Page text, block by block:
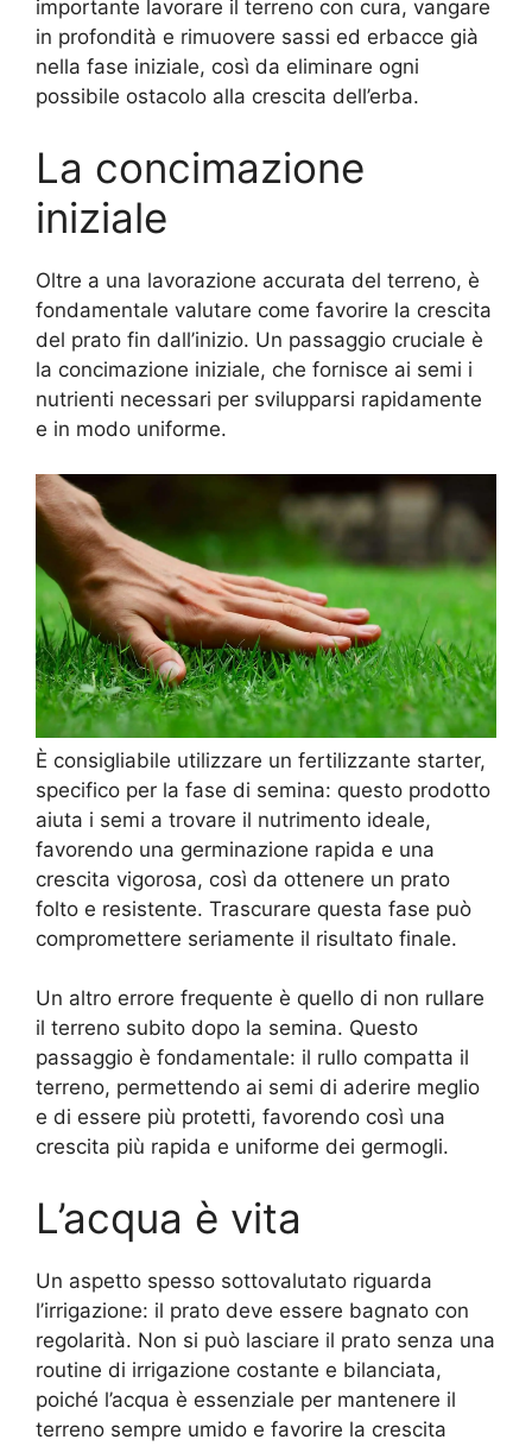
importante lavorare il terreno con cura, vangare
in profondità e rimuovere sassi ed erbacce già
nella fase iniziale, così da eliminare ogni
possibile ostacolo alla crescita dell’erba.
La concimazione
iniziale
Oltre a una lavorazione accurata del terreno, è
fondamentale valutare come favorire la crescita
del prato fin dall’inizio. Un passaggio cruciale è
la concimazione iniziale, che fornisce ai semi i
nutrienti necessari per svilupparsi rapidamente
e in modo uniforme.
È consigliabile utilizzare un fertilizzante starter,
specifico per la fase di semina: questo prodotto
aiuta i semi a trovare il nutrimento ideale,
favorendo una germinazione rapida e una
crescita vigorosa, così da ottenere un prato
folto e resistente. Trascurare questa fase può
compromettere seriamente il risultato finale.
Un altro errore frequente è quello di non rullare
il terreno subito dopo la semina. Questo
passaggio è fondamentale: il rullo compatta il
terreno, permettendo ai semi di aderire meglio
e di essere più protetti, favorendo così una
crescita più rapida e uniforme dei germogli.
L’acqua è vita
Un aspetto spesso sottovalutato riguarda
l’irrigazione: il prato deve essere bagnato con
regolarità. Non si può lasciare il prato senza una
routine di irrigazione costante e bilanciata,
poiché l’acqua è essenziale per mantenere il
terreno sempre umido e favorire la crescita